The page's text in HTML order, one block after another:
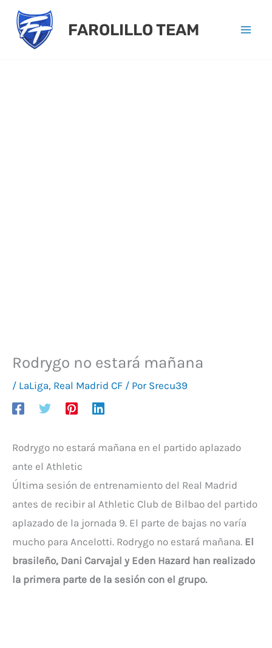
contenido
FAROLILLO TEAM
Rodrygo no estará mañana
/ LaLiga, Real Madrid CF / Por Srecu39
Rodrygo no estará mañana en el partido aplazado
ante el Athletic
Última sesión de entrenamiento del Real Madrid
antes de recibir al Athletic Club de Bilbao del partido
aplazado de la jornada 9. El parte de bajas no varía
mucho para Ancelotti. Rodrygo no estará mañana. El
brasileño, Dani Carvajal y Eden Hazard han realizado
la primera parte de la sesión con el grupo.